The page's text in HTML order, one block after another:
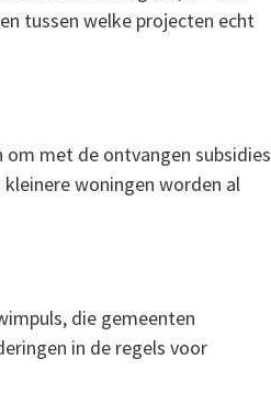
tussen welke projecten echt
met de ontvangen subsidies
woningen worden al
die gemeenten
in de regels voor